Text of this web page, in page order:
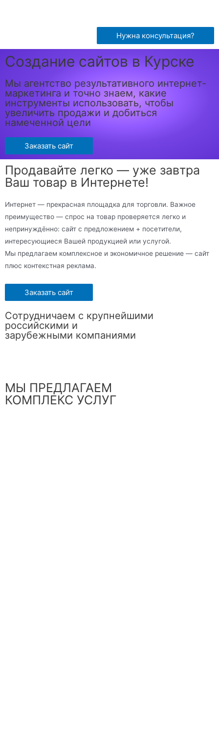
Нужна консультация?
Создание сайтов в Курске
Мы агентство результативного интернет-
маркетинга и точно знаем, какие
инструменты использовать, чтобы
увеличить продажи и добиться
намеченной цели
Заказать сайт
Продавайте легко — уже завтра
Ваш товар в Интернете!
Интернет — прекрасная площадка для торговли. Важное
преимущество — спрос на товар проверяется легко и
непринуждённо: сайт с предложением + посетители,
интересующиеся Вашей продукцией или услугой.
Мы предлагаем комплексное и экономичное решение — сайт
плюс контекстная реклама.
Заказать сайт
Сотрудничаем с крупнейшими
российскими и
зарубежными компаниями
МЫ ПРЕДЛАГАЕМ
КОМПЛЕКС УСЛУГ